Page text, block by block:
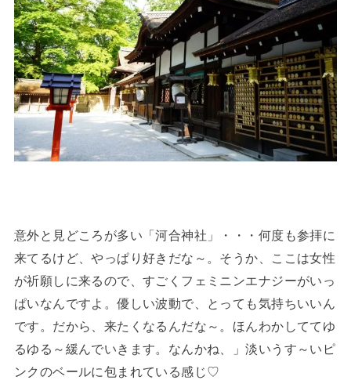
意外と見どころが多い「河合神社」・・・何度も参拝に
来てるけど、やっぱり好きだな～。そうか、ここは女性
が祈願しに来るので、すごくフェミニンエナジーがいっ
ぱいなんですよ。優しい波動で、とっても気持ちいいん
です。だから、来たくなるんだな～。ほんわかしててゆ
るゆる～緩んでいきます。なんかね、」淡いうす～いピ
ンクのベールに包まれている感じ♡